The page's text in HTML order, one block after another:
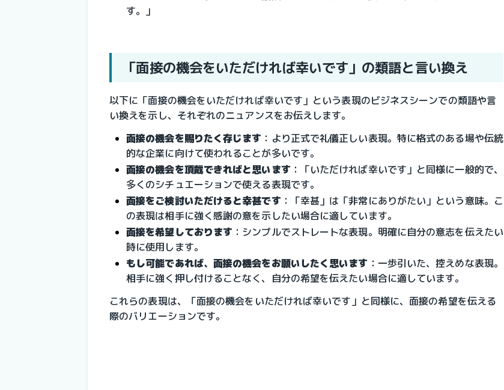
す。」
「面接の機会をいただければ幸いです」の類語と言い換え
以下に「面接の機会をいただければ幸いです」という表現のビジネスシーンでの類語や言
い換えを示し、それぞれのニュアンスをお伝えします。
面接の機会を賜りたく存じます ：より正式で礼儀正しい表現。特に格式のある場や伝統
的な企業に向けて使われることが多いです。
面接の機会を頂戴できればと思います ：「いただければ幸いです」と同様に一般的で、
多くのシチュエーションで使える表現です。
面接をご検討いただけると幸甚です ：「幸甚」は「非常にありがたい」という意味。こ
の表現は相手に強く感謝の意を示したい場合に適しています。
面接を希望しております ：シンプルでストレートな表現。明確に自分の意志を伝えたい
時に使用します。
もし可能であれば、面接の機会をお願いしたく思います ：一歩引いた、控えめな表現。
相手に強く押し付けることなく、自分の希望を伝えたい場合に適しています。
これらの表現は、「面接の機会をいただければ幸いです」と同様に、面接の希望を伝える
際のバリエーションです。